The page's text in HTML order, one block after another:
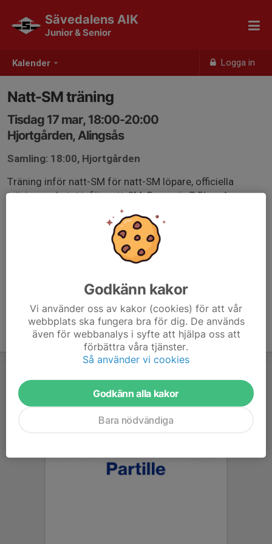
Kalender Logga in
Sävedalens AIK
Junior & Senior
Natt-SM träning
Tisdag 17 mar, 18:00-20:00
Hjortgården, Alingsås
Samling: 18:00, Hjortgården
Träning inför natt-SM för natt-SM löpare, officiella
träningspaketet inför natt-SM. Banan är 7.5km. Avresa
från Gbg ca 1730, samling 18.00 och start när det blivit
tillräckligt mörkt (ca 18.45). Individuell start.
Godkänn kakor
Vi använder oss av kakor (cookies) för att vår
webbplats ska fungera bra för dig. De används
även för webbanalys i syfte att hjälpa oss att
förbättra våra tjänster.
Så använder vi cookies
Godkänn alla kakor
Bara nödvändiga